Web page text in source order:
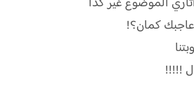
كمان؟!
!!!!!